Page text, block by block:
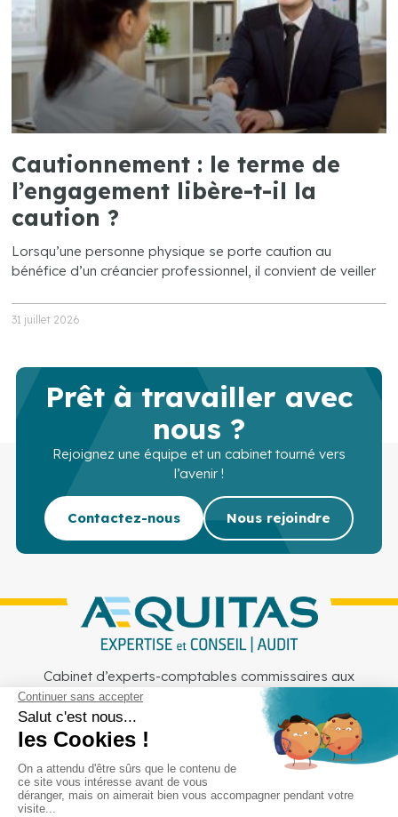
Cautionnement : le terme de
l’engagement libère-t-il la
caution ?
Lorsqu’une personne physique se porte caution au
bénéfice d’un créancier professionnel, il convient de veiller
31 juillet 2026
Prêt à travailler avec
nous ?
Rejoignez une équipe et un cabinet tourné vers
l’avenir !
Contactez-nous Nous rejoindre
Cabinet d’experts-comptables commissaires aux
comptes sur Lille, Lens et Douai
Services Secteurs Outils Cabinet